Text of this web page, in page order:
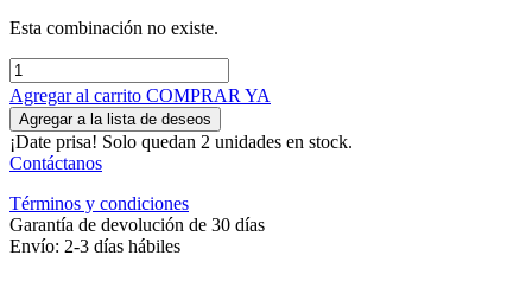
Esta combinación no existe.
Agregar al carrito COMPRAR YA
Agregar a la lista de deseos
¡Date prisa! Solo quedan 2 unidades en stock.
Contáctanos
Términos y condiciones
Garantía de devolución de 30 días
Envío: 2-3 días hábiles